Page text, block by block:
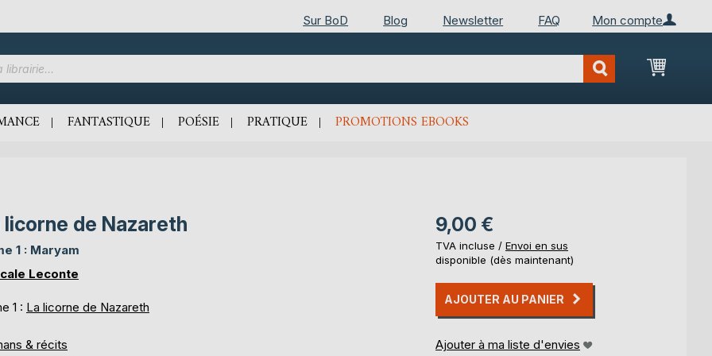
Mon compte
Sur BoD Blog Newsletter FAQ
Mon
FANTASTIQUE POÉSIE PRATIQUE PROMOTIONS EBOOKS
licorne de Nazareth
1 : Maryam
Leconte
1 : La licorne de Nazareth
& récits
9,00 €
TVA incluse / Envoi en sus
disponible (dès maintenant)
AJOUTER AU PANIER
Ajouter à ma liste d'envies